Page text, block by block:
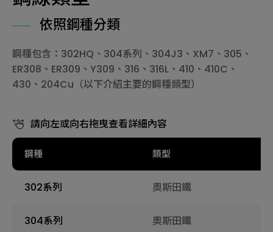
依照鋼種分類
鋼種包含：302HQ、304系列、304J3、XM7、305、
ER308、ER309、Y309、316、316L、410、410C、
430、204Cu（以下介紹主要的鋼種類型）
請向左或向右拖曳查看詳細內容
鋼種 類型
302系列 奧斯田鐵
304系列 奧斯田鐵